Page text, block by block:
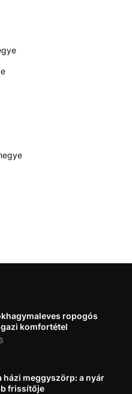
ropogós
komfortétel
házi meggyszörp: a nyár
frissítője